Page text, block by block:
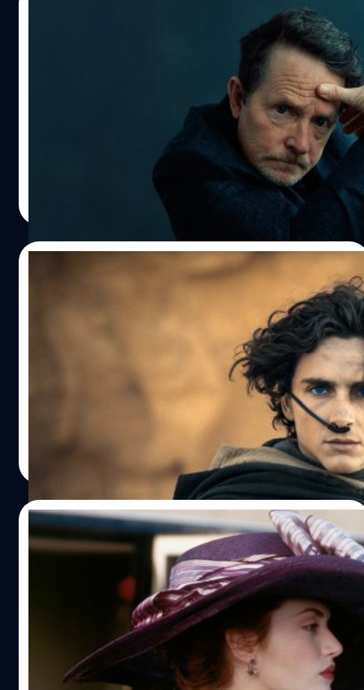
Michael J. Fox แย้ม แม้เกษียณงานแสดงไป
แล้ว แต่พร้อมกลับมาถ้าได้รับบทที่เหมาะสม
ไมเคิล เจ ฟอกซ์ (Michael J. Fox) แย้ม แม้ตัดสินใจเกษียณ
งานแสดงไปแล้วในปี 2020 แต่พร้อมกลับมาถ้าได้บทเหมาะ
Leonardo DiCaprio เตือน Timothée
Chalamet อย่าเล่นหนังซูเปอร์ฮีโร: แต่นัก
แสดงหนุ่มอยากเล่นภายใต้ปัจจัยเดียว
The New York Times รายงานว่า ทิโมธี ชาลาเมต์ ให้
สัมภาษณ์ว่า "ลีโอนาร์โด ดิแคพรีโอ บอกผมว่า อย่าเล่น
ภาพยนตร์ซูเปอร์ฮีโร"
ปรีดี ฤกษ์วลีกุล
14/02/2024
Kate Winslet เปิดอก ชีวิตและชื่อเสียงหลัง
จาก ‘Titanic’ ไม่น่าพอใจ จนต้องหันไปเล่น
หนังฟอร์มเล็กแทน
เคต วินสเลต (Kate Winslet) เปิดใจ ชื่อเสียงและชีวิตหลัง
'Titanic' ไม่ค่อยยน่าพอใจ จนต้องหันไปเล่นหนังฟอร์มเล็ก
ประภาส อยู่เย็น| 907 days ago